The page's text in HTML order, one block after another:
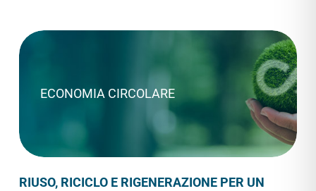
ECONOMIA CIRCOLARE
RIUSO, RICICLO E RIGENERAZIONE PER UN